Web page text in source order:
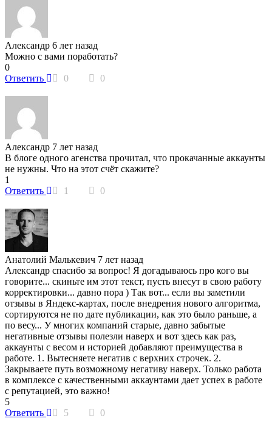
Александр 6 лет назад
Можно с вами поработать?
0
Ответить
0 0
Александр 7 лет назад
В блоге одного агенства прочитал, что прокачанные аккаунты
не нужны. Что на этот счёт скажите?
1
Ответить
1 0
Анатолий Малькевич 7 лет назад
Александр спасибо за вопрос! Я догадываюсь про кого вы
говорите... скиньте им этот текст, пусть внесут в свою работу
корректировки... давно пора ) Так вот... если вы заметили
отзывы в Яндекс-картах, после внедрения нового алгоритма,
сортируются не по дате публикации, как это было раньше, а
по весу... У многих компаний старые, давно забытые
негативные отзывы полезли наверх и вот здесь как раз,
аккаунты с весом и историей добавляют преимущества в
работе. 1. Вытесняете негатив с верхних строчек. 2.
Закрываете путь возможному негативу наверх. Только работа
в комплексе с качественными аккаунтами дает успех в работе
с репутацией, это важно!
5
Ответить
5 0